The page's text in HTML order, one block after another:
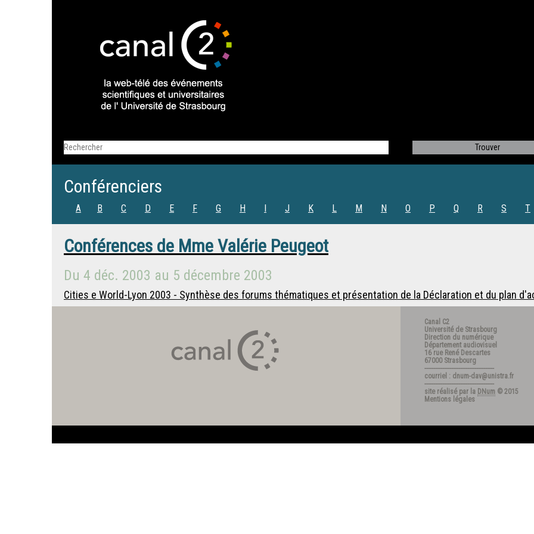
Conférenciers
A B C D E F G H I J K L M N O P Q R S T
Conférences de Mme Valérie Peugeot
Du 4 déc. 2003 au 5 décembre 2003
Cities e World-Lyon 2003 - Synthèse des forums thématiques et présentation de la Déclaration et du plan
Canal C2
Université de Strasbourg
Direction du numérique
Département audiovisuel
16 rue René Descartes
67000 Strasbourg
---------------------------------------
courriel : dnum-dav@unistra.fr
---------------------------------------
site réalisé par la DNum © 2015
Mentions légales